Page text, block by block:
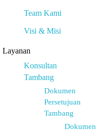
Team Kami
Visi & Misi
Layanan
Konsultan
Tambang
Dokumen
Persetujuan
Tambang
Dokumen